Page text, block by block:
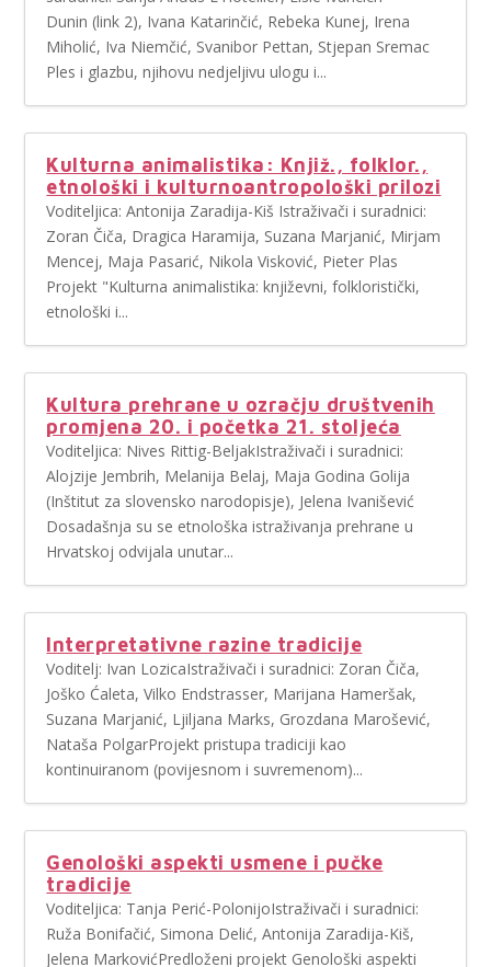
Dunin (link 2), Ivana Katarinčić, Rebeka Kunej, Irena
Miholić, Iva Niemčić, Svanibor Pettan, Stjepan Sremac
Ples i glazbu, njihovu nedjeljivu ulogu i...
Kulturna animalistika: Knjiž., folklor.,
etnološki i kulturnoantropološki prilozi
Voditeljica: Antonija Zaradija-Kiš Istraživači i suradnici:
Zoran Čiča, Dragica Haramija, Suzana Marjanić, Mirjam
Mencej, Maja Pasarić, Nikola Visković, Pieter Plas
Projekt "Kulturna animalistika: književni, folkloristički,
etnološki i...
Kultura prehrane u ozračju društvenih
promjena 20. i početka 21. stoljeća
Voditeljica: Nives Rittig-BeljakIstraživači i suradnici:
Alojzije Jembrih, Melanija Belaj, Maja Godina Golija
(Inštitut za slovensko narodopisje), Jelena Ivanišević
Dosadašnja su se etnološka istraživanja prehrane u
Hrvatskoj odvijala unutar...
Interpretativne razine tradicije
Voditelj: Ivan LozicaIstraživači i suradnici: Zoran Čiča,
Joško Ćaleta, Vilko Endstrasser, Marijana Hameršak,
Suzana Marjanić, Ljiljana Marks, Grozdana Marošević,
Nataša PolgarProjekt pristupa tradiciji kao
kontinuiranom (povijesnom i suvremenom)...
Genološki aspekti usmene i pučke
tradicije
Voditeljica: Tanja Perić-PolonijoIstraživači i suradnici:
Ruža Bonifačić, Simona Delić, Antonija Zaradija-Kiš,
Jelena MarkovićPredloženi projekt Genološki aspekti